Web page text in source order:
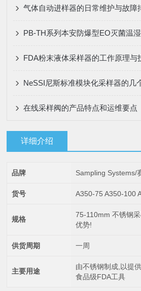
气体自动进样器的日常维护与故障
FDA粉末液体采样器的工作原理与
NeSSI尼斯标准模块化采样器的几
在线采样阀的产品特点和运维要点
详细介绍
品牌 Sampling Systems/
货号 A350-75 A350-100
规格
75-110mm 不锈钢
优势!
供货周期 一周
主要用途
由不锈钢制成,以提
食品级FDA工具